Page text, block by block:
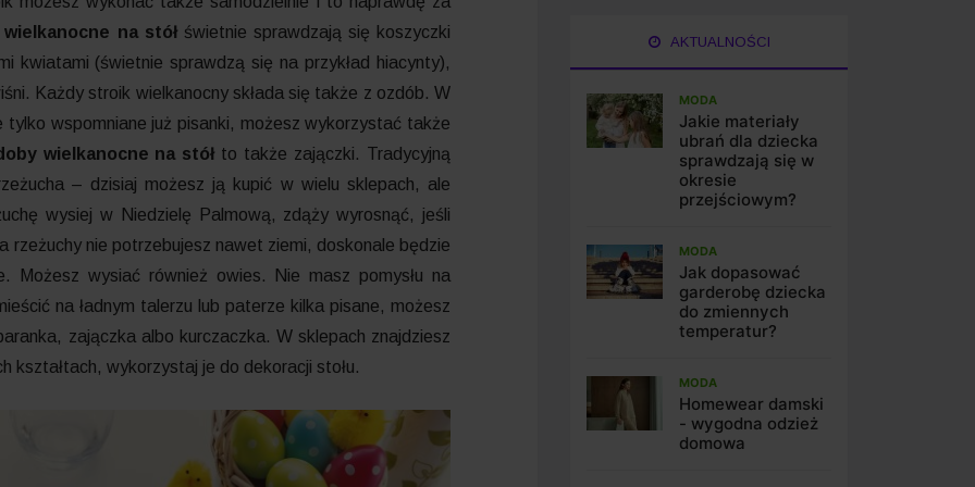
na stółświetnie sprawdzają się koszyczki
kwiatami (świetnie sprawdzą się na przykład hiacynty),
Każdy stroik wielkanocny składa się także z ozdób. W
tylko wspomniane już pisanki, możesz wykorzystać także
wielkanocne na stół to także zajączki. Tradycyjną
– dzisiaj możesz ją kupić w wielu sklepach, ale
wysiej w Niedzielę Palmową, zdąży wyrosnąć, jeśli
rzeżuchy nie potrzebujesz nawet ziemi, doskonale będzie
Możesz wysiać również owies. Nie masz pomysłu na
na ładnym talerzu lub paterze kilka pisane, możesz
zajączka albo kurczaczka. W sklepach znajdziesz
kształtach, wykorzystaj je do dekoracji stołu.
AKTUALNOŚCI
MODA
Jakie materiały
ubrań dla dziecka
sprawdzają się w
okresie
przejściowym?
MODA
Jak dopasować
garderobę dziecka
do zmiennych
temperatur?
MODA
Homewear damski
- wygodna odzież
domowa